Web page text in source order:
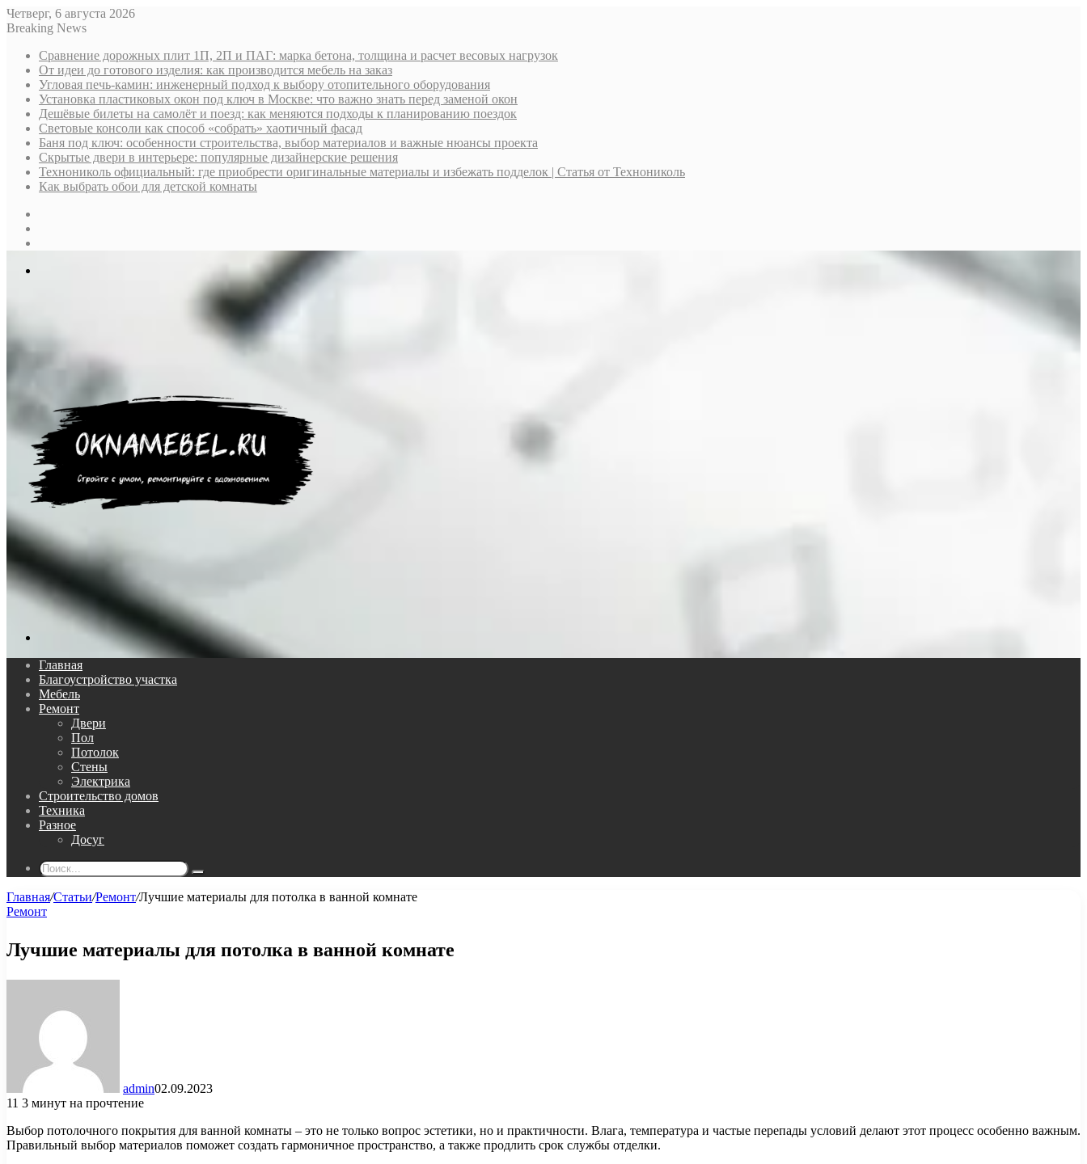
Четверг, 6 августа 2026
Breaking News
Сравнение дорожных плит 1П, 2П и ПАГ: марка бетона, толщина и расчет весовых нагрузок
От идеи до готового изделия: как производится мебель на заказ
Угловая печь-камин: инженерный подход к выбору отопительного оборудования
Установка пластиковых окон под ключ в Москве: что важно знать перед заменой окон
Дешёвые билеты на самолёт и поезд: как меняются подходы к планированию поездок
Световые консоли как способ «собрать» хаотичный фасад
Баня под ключ: особенности строительства, выбор материалов и важные нюансы проекта
Скрытые двери в интерьере: популярные дизайнерские решения
Технониколь официальный: где приобрести оригинальные материалы и избежать подделок | Статья от Технониколь
Как выбрать обои для детской комнаты
Главная
Благоустройство участка
Мебель
Ремонт
Двери
Пол
Потолок
Стены
Электрика
Строительство домов
Техника
Разное
Досуг
Поиск...
Главная/Статьи/Ремонт/Лучшие материалы для потолка в ванной комнате
Ремонт
Лучшие материалы для потолка в ванной комнате
admin02.09.2023
11 3 минут на прочтение
Выбор потолочного покрытия для ванной комнаты – это не только вопрос эстетики, но и практичности. Влага, температура и частые перепады условий делают этот процесс особенно важным.
Правильный выбор материалов поможет создать гармоничное пространство, а также продлить срок службы отделки.